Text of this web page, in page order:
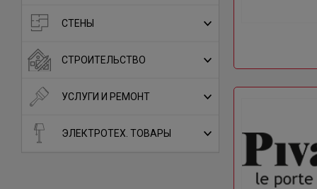
СТЕНЫ
СТРОИТЕЛЬСТВО
УСЛУГИ И РЕМОНТ
ЭЛЕКТРОТЕХ. ТОВАРЫ